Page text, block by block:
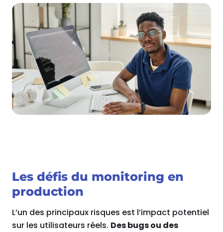
Les défis du monitoring en
production
L’un des principaux risques est l’impact potentiel
sur les utilisateurs réels. Des bugs ou des